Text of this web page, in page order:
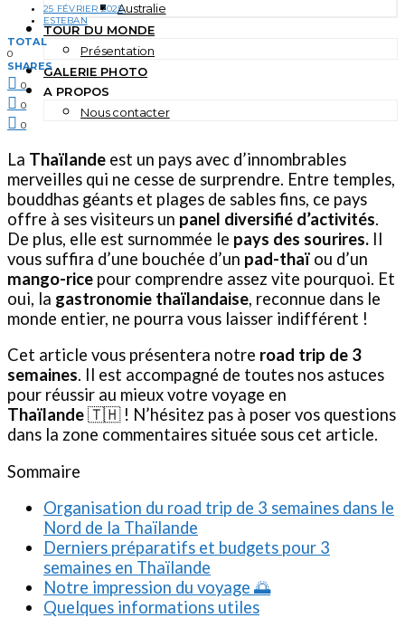
Australie
TOUR DU MONDE
Présentation
GALERIE PHOTO
A PROPOS
Nous contacter
25 FÉVRIER 2025
ESTEBAN
TOTAL
0
SHARES
0
0
0
La Thaïlande est un pays avec d’innombrables
merveilles qui ne cesse de surprendre. Entre temples,
bouddhas géants et plages de sables fins, ce pays
offre à ses visiteurs un panel diversifié d’activités.
De plus, elle est surnommée le pays des sourires. Il
vous suffira d’une bouchée d’un pad-thaï ou d’un
mango-rice pour comprendre assez vite pourquoi. Et
oui, la gastronomie thaïlandaise, reconnue dans le
monde entier, ne pourra vous laisser indifférent !
Cet article vous présentera notre road trip de 3
semaines. Il est accompagné de toutes nos astuces
pour réussir au mieux votre voyage en
Thaïlande🇹🇭 ! N’hésitez pas à poser vos questions
dans la zone commentaires située sous cet article.
Sommaire
Organisation du road trip de 3 semaines dans le
Nord de la Thaïlande
Derniers préparatifs et budgets pour 3
semaines en Thaïlande
Notre impression du voyage 🌅
Quelques informations utiles